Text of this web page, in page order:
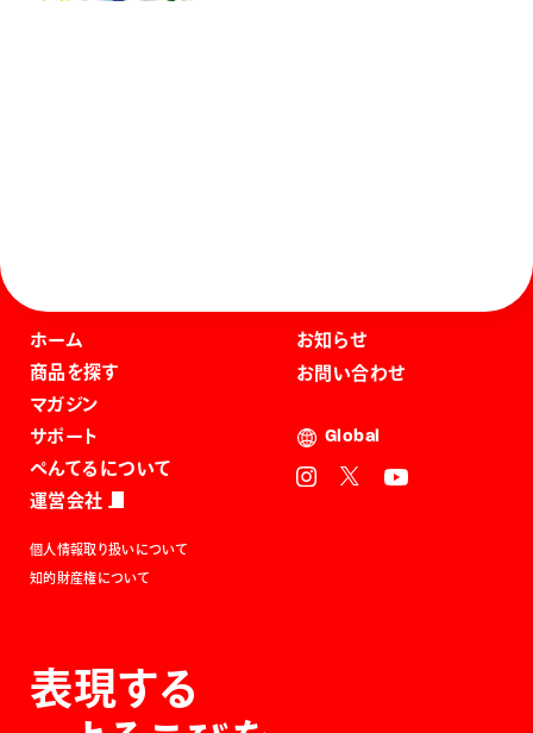
ホーム
商品を探す
マガジン
サポート
ぺんてるについて
運営会社
お知らせ
お問い合わせ
Global
個人情報取り扱いについて
知的財産権について
表現する